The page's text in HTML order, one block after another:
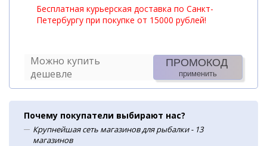
Бесплатная курьерская доставка по Санкт-
Петербургу при покупке от 15000 рублей!
Можно купить
дешевле
ПРОМОКОД
применить
Почему покупатели выбирают нас?
Крупнейшая сеть магазинов для рыбалки - 13
магазинов